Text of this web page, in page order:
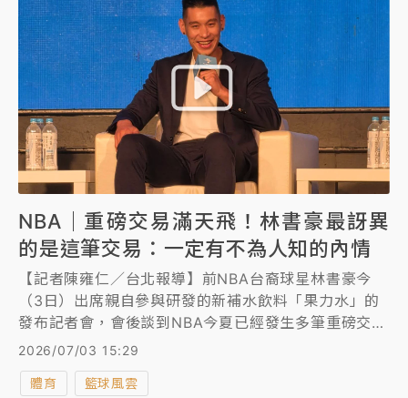
NBA｜重磅交易滿天飛！林書豪最訝異
的是這筆交易：一定有不為人知的內情
【記者陳雍仁／台北報導】前NBA台裔球星林書豪今
（3日）出席親自參與研發的新補水飲料「果力水」的
發布記者會，會後談到NBA今夏已經發生多筆重磅交
易，令他最訝異的是塞爾提克竟然送走二當家布朗
情。
2026/07/03 15:29
體育 籃球風雲